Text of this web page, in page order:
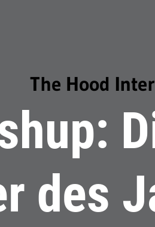
The Hood
des